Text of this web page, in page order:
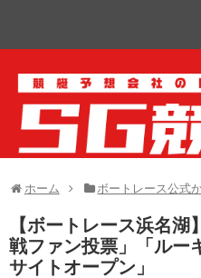
ホーム ボートレース公式
【ボートレース浜名
戦ファン投票」「ルー
サイトオープン」